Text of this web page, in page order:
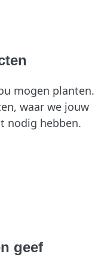
mogen planten.
waar we jouw
nodig hebben.
geef